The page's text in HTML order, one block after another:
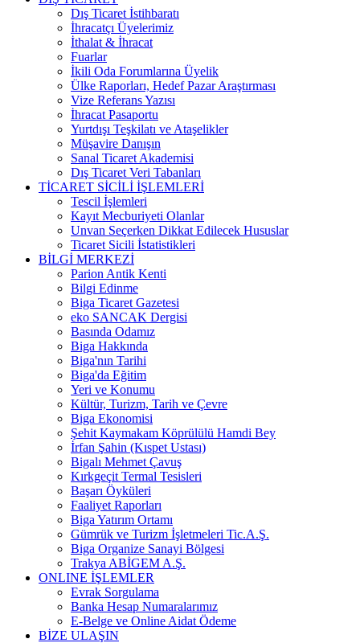
Dış Ticaret İstihbaratı
İhracatçı Üyelerimiz
İthalat & İhracat
Fuarlar
İkili Oda Forumlarına Üyelik
Ülke Raporları, Hedef Pazar Araştırması
Vize Referans Yazısı
İhracat Pasaportu
Yurtdışı Teşkilatı ve Ataşelikler
Müşavire Danışın
Sanal Ticaret Akademisi
Dış Ticaret Veri Tabanları
TİCARET SİCİLİ İŞLEMLERİ
Tescil İşlemleri
Kayıt Mecburiyeti Olanlar
Unvan Seçerken Dikkat Edilecek Hususlar
Ticaret Sicili İstatistikleri
BİLGİ MERKEZİ
Parion Antik Kenti
Bilgi Edinme
Biga Ticaret Gazetesi
eko SANCAK Dergisi
Basında Odamız
Biga Hakkında
Biga'nın Tarihi
Biga'da Eğitim
Yeri ve Konumu
Kültür, Turizm, Tarih ve Çevre
Biga Ekonomisi
Şehit Kaymakam Köprülülü Hamdi Bey
İrfan Şahin (Kıspet Ustası)
Bigalı Mehmet Çavuş
Kırkgeçit Termal Tesisleri
Başarı Öyküleri
Faaliyet Raporları
Biga Yatırım Ortamı
Gümrük ve Turizm İşletmeleri Tic.A.Ş.
Biga Organize Sanayi Bölgesi
Trakya ABİGEM A.Ş.
ONLINE İŞLEMLER
Evrak Sorgulama
Banka Hesap Numaralarımız
E-Belge ve Online Aidat Ödeme
BİZE ULAŞIN